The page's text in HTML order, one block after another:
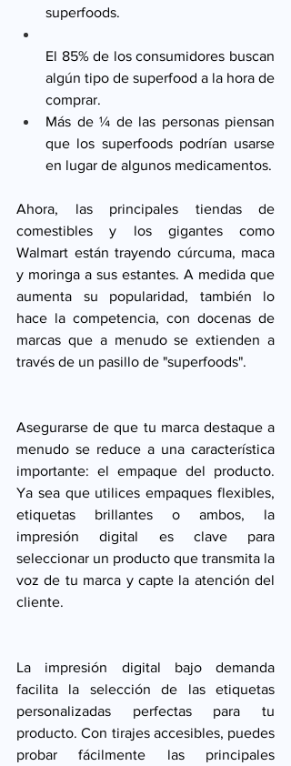
superfoods.
El 85% de los consumidores buscan
algún tipo de superfood a la hora de
comprar.
Más de ¼ de las personas piensan
que los superfoods podrían usarse
Ahora, las principales tiendas de
comestibles y los gigantes como
Walmart están trayendo cúrcuma, maca
y moringa a sus estantes. A medida que
aumenta su popularidad, también lo
hace la competencia, con docenas de
marcas que a menudo se extienden a
través de un pasillo de "superfoods".
Asegurarse de que tu marca destaque a
menudo se reduce a una característica
importante: el empaque del producto.
Ya sea que utilices empaques flexibles,
etiquetas brillantes o ambos, la
impresión digital es clave para
seleccionar un producto que transmita la
voz de tu marca y capte la atención del
cliente.
La impresión digital bajo demanda
facilita la selección de las etiquetas
personalizadas perfectas para tu
producto. Con tirajes accesibles, puedes
probar fácilmente las principales